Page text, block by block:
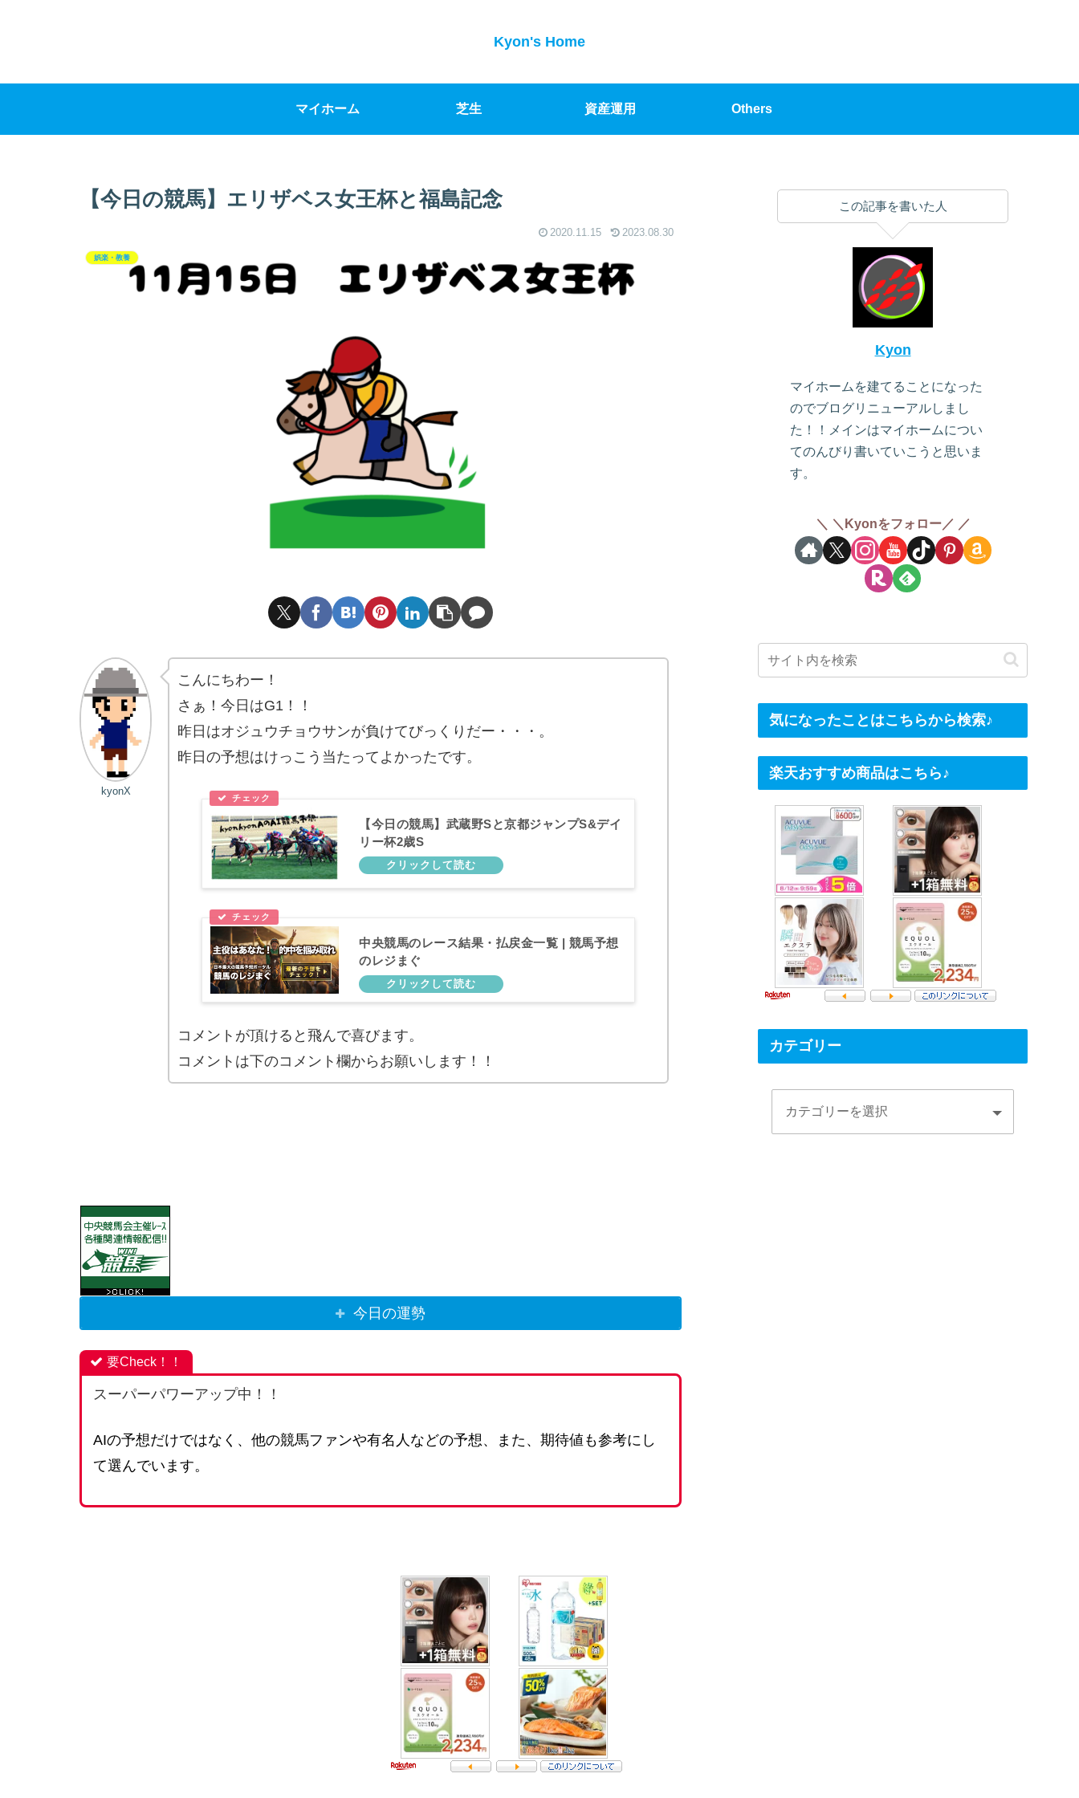
Kyon's Home
マイホーム 芝生 資産運用 Others
【今日の競馬】エリザベス女王杯と福島記念
2020.11.15 2023.08.30
娯楽・教養
kyonX
こんにちわー！
さぁ！今日はG1！！
昨日はオジュウチョウサンが負けてびっくりだー・・・。
昨日の予想はけっこう当たってよかったです。
【今日の競馬】武蔵野Sと京都ジャンプS&デイ
リー杯2歳S
中央競馬のレース結果・払戻金一覧 | 競馬予想
のレジまぐ
コメントが頂けると飛んで喜びます。
コメントは下のコメント欄からお願いします！！
今日の運勢
要Check！！
スーパーパワーアップ中！！
AIの予想だけではなく、他の競馬ファンや有名人などの予想、また、期待値も参考にし
て選んでいます。
この記事を書いた人
Kyon
マイホームを建てることになった
のでブログリニューアルしまし
た！！メインはマイホームについ
てのんびり書いていこうと思いま
す。
＼Kyonをフォロー／
気になったことはこちらから検索♪
楽天おすすめ商品はこちら♪
カテゴリー